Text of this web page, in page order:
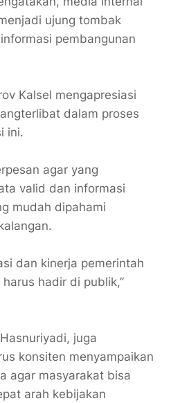
ujung tombak
pembangunan
Kalsel mengapresiasi
dalam proses
ini.
agar yang
valid dan informasi
mudah dipahami
dan kinerja pemerintah
hadir di publik,”
juga
konsiten menyampaikan
agar masyarakat bisa
arah kebijakan